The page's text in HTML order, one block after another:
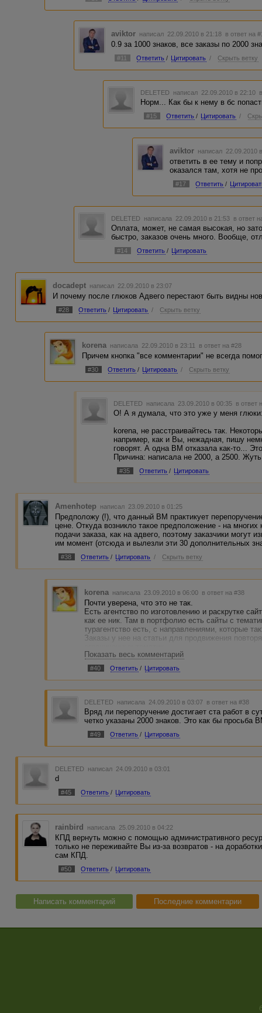
aviktor написал 22.09.2010 в 21:18 в ответ на
0.9 за 1000 знаков, все заказы по 2000
#11 Ответить / Цитировать / Скрыть ветку
DELETED написал 22.09.2010 в 22:10
Норм... Как бы к нему в бс
#15 Ответить / Цитировать /
aviktor написал 22.09.2010
ответить в ее тему и
оказался там, хотя не
#17 Ответить /
DELETED написала 22.09.2010 в 21:53 в ответ
Оплата, может, не самая высокая, но
быстро, заказов очень много. Вообще,
#14 Ответить / Цитировать
docadept написал 22.09.2010 в 23:07
И почему после глюков Адвего перестают быть видны
#28 Ответить / Цитировать / Скрыть ветку
korena написала 22.09.2010 в 23:11 в ответ на #28
Причем кнопка "все комментарии" не всегда
#30 Ответить / Цитировать / Скрыть ветку
DELETED написала 23.09.2010 в 00:35 в ответ
О! А я думала, что это уже у меня
korena, не расстраивайтесь так.
например, как и Вы, нежадная, пишу
говорят. А одна ВМ отказала как-то...
Причина: написала не 2000, а 2500.
#35 Ответить / Цитировать
Amenhotep написал 23.09.2010 в 01:25
Предположу (!), что данный ВМ практикует
цене. Откуда возникло такое предположение - на
подачи заказа, как на адвего, поэтому заказчики могут
им момент (отсюда и вылезли эти 30 дополнительных
#38 Ответить / Цитировать / Скрыть ветку
korena написала 23.09.2010 в 06:00 в ответ на #38
Почти уверена, что это не так.
Есть агентство по изготовлению и раскрутке
как ее ник. Там в портфолио есть сайты с
турагентство есть, с направлениями, которые
Заказы у нее на статьи для продвижения
Оплатила она только мне заказов 50 уже, а в
всяких придирок абсолютно. Проверяет весьма
Показать весь комментарий
#40 Ответить / Цитировать
DELETED написала 24.09.2010 в 03:07 в ответ на #38
Вряд ли перепоручение достигает ста работ в
четко указаны 2000 знаков. Это как бы просьба
#49 Ответить / Цитировать
DELETED написал 24.09.2010 в 03:01
d
#45 Ответить / Цитировать
rainbird написала 25.09.2010 в 04:22
КПД вернуть можно с помощью административного
только не переживайте Вы из-за возвратов - на
сам КПД.
#50 Ответить / Цитировать
Написать комментарий Последние комментарии